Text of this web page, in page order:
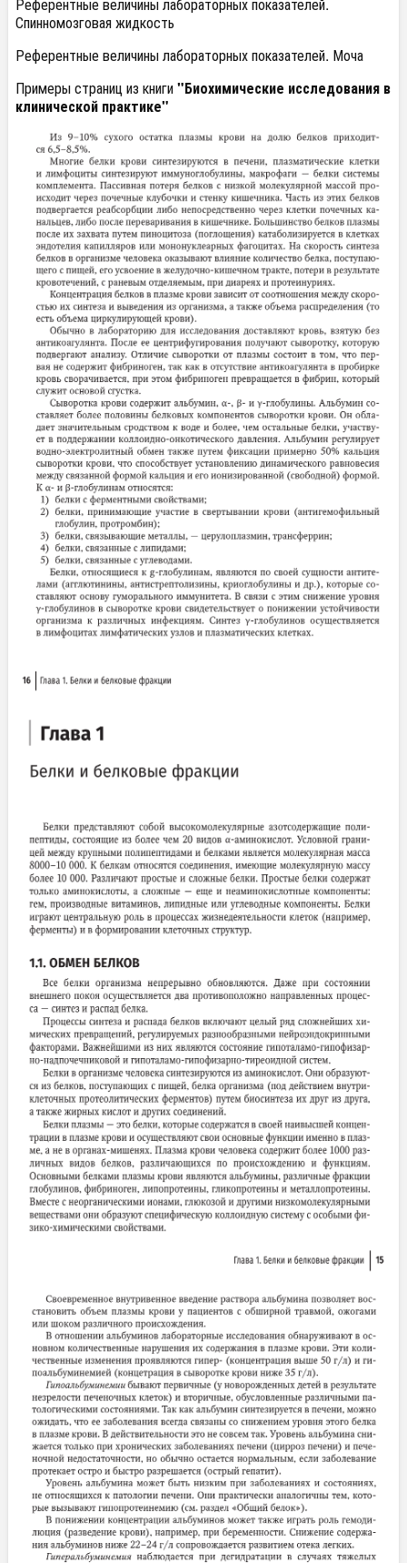
Спинномозговая жидкость
Референтные величины лабораторных показателей. Моча
Примеры страниц из книги"Биохимические исследования в
клинической практике"